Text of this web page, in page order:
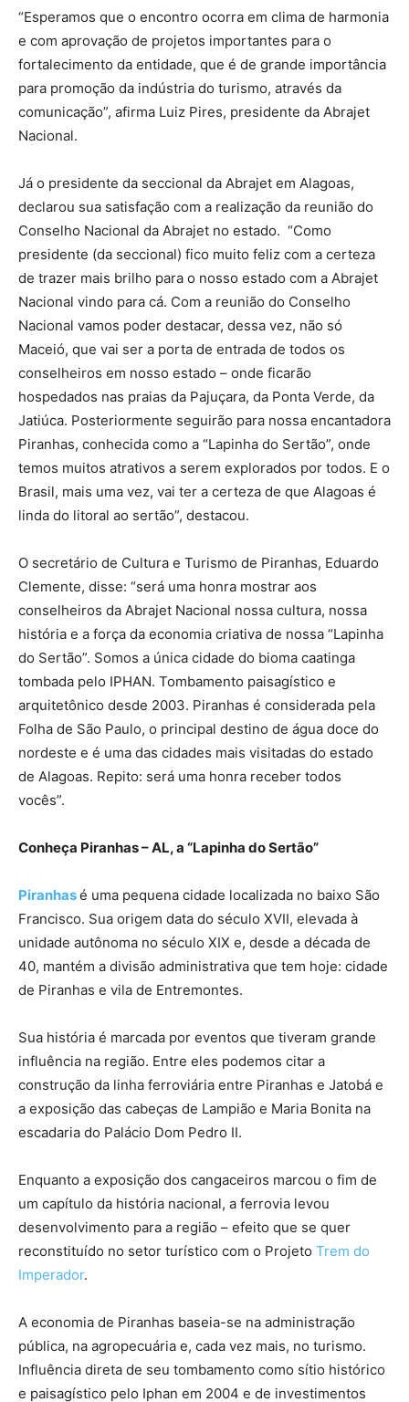
“Esperamos que o encontro ocorra em clima de harmonia
e com aprovação de projetos importantes para o
fortalecimento da entidade, que é de grande importância
para promoção da indústria do turismo, através da
comunicação”, afirma Luiz Pires, presidente da Abrajet
Nacional.
Já o presidente da seccional da Abrajet em Alagoas,
declarou sua satisfação com a realização da reunião do
Conselho Nacional da Abrajet no estado. “Como
presidente (da seccional) fico muito feliz com a certeza
de trazer mais brilho para o nosso estado com a Abrajet
Nacional vindo para cá. Com a reunião do Conselho
Nacional vamos poder destacar, dessa vez, não só
Maceió, que vai ser a porta de entrada de todos os
conselheiros em nosso estado – onde ficarão
hospedados nas praias da Pajuçara, da Ponta Verde, da
Jatiúca. Posteriormente seguirão para nossa encantadora
Piranhas, conhecida como a “Lapinha do Sertão”, onde
temos muitos atrativos a serem explorados por todos. E o
Brasil, mais uma vez, vai ter a certeza de que Alagoas é
linda do litoral ao sertão”, destacou.
O secretário de Cultura e Turismo de Piranhas, Eduardo
Clemente, disse: “será uma honra mostrar aos
conselheiros da Abrajet Nacional nossa cultura, nossa
história e a força da economia criativa de nossa “Lapinha
do Sertão”. Somos a única cidade do bioma caatinga
tombada pelo IPHAN. Tombamento paisagístico e
arquitetônico desde 2003. Piranhas é considerada pela
Folha de São Paulo, o principal destino de água doce do
nordeste e é uma das cidades mais visitadas do estado
de Alagoas. Repito: será uma honra receber todos
vocês”.
Conheça Piranhas – AL, a “Lapinha do Sertão”
Piranhasé uma pequena cidade localizada no baixo São
Francisco. Sua origem data do século XVII, elevada à
unidade autônoma no século XIX e, desde a década de
40, mantém a divisão administrativa que tem hoje: cidade
de Piranhas e vila de Entremontes.
Sua história é marcada por eventos que tiveram grande
influência na região. Entre eles podemos citar a
construção da linha ferroviária entre Piranhas e Jatobá e
a exposição das cabeças de Lampião e Maria Bonita na
escadaria do Palácio Dom Pedro II.
Enquanto a exposição dos cangaceiros marcou o fim de
um capítulo da história nacional, a ferrovia levou
desenvolvimento para a região – efeito que se quer
reconstituído no setor turístico com o Projeto Trem do
Imperador.
A economia de Piranhas baseia-se na administração
pública, na agropecuária e, cada vez mais, no turismo.
Influência direta de seu tombamento como sítio histórico
e paisagístico pelo Iphan em 2004 e de investimentos